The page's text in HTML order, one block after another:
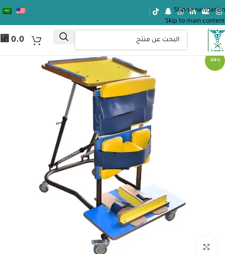
Skip to navigation
Skip to main content
⃁ 0.0
-24%